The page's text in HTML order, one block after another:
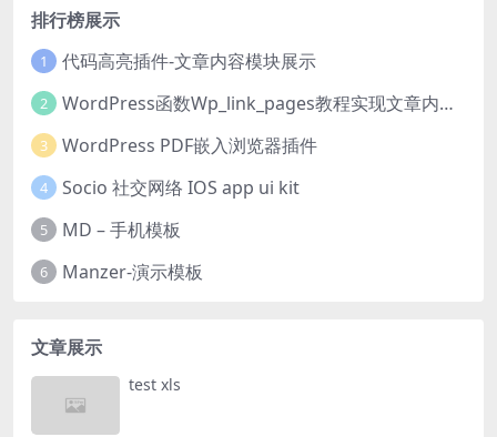
排行榜展示
1 代码高亮插件-文章内容模块展示
2 WordPress函数Wp_link_pages教程实现文章内容分页
3 WordPress PDF嵌入浏览器插件
4 Socio 社交网络 IOS app ui kit
5 MD – 手机模板
6 Manzer-演示模板
文章展示
test xls